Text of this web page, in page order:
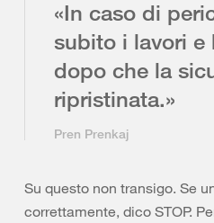
«In caso di
subito i lavori e
dopo che la
ripristinata.»
Pren Prenkaj
Su questo non transigo. Se
correttamente, dico STOP.